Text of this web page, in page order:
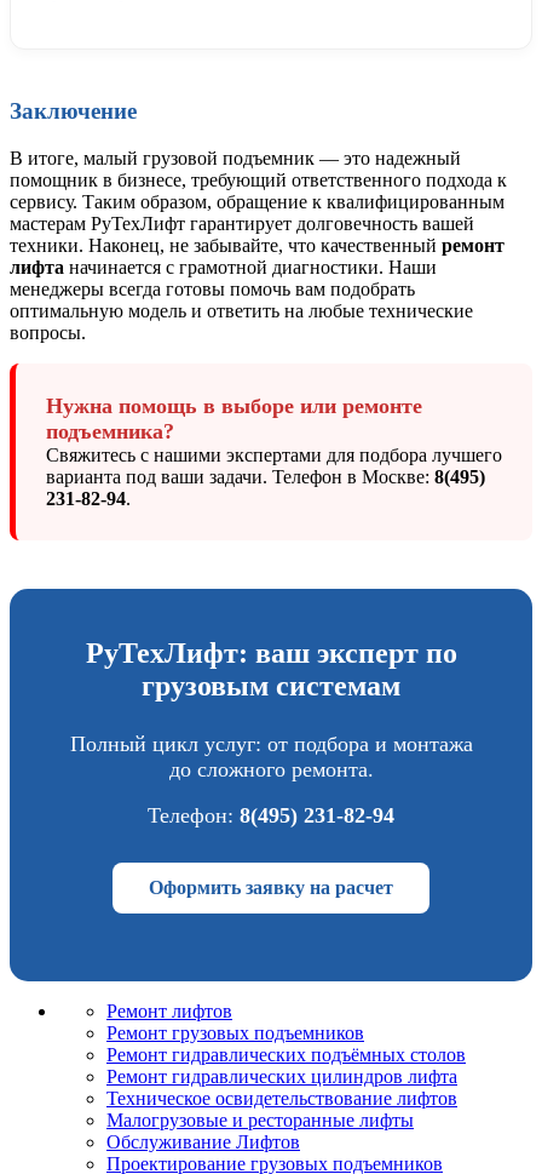
Заключение
В итоге, малый грузовой подъемник — это надежный
помощник в бизнесе, требующий ответственного подхода к
сервису. Таким образом, обращение к квалифицированным
мастерам РуТехЛифт гарантирует долговечность вашей
техники. Наконец, не забывайте, что качественный ремонт
лифта начинается с грамотной диагностики. Наши
менеджеры всегда готовы помочь вам подобрать
оптимальную модель и ответить на любые технические
вопросы.
Нужна помощь в выборе или ремонте
подъемника?
Свяжитесь с нашими экспертами для подбора лучшего
варианта под ваши задачи. Телефон в Москве: 8(495)
231-82-94.
РуТехЛифт: ваш эксперт по
грузовым системам
Полный цикл услуг: от подбора и монтажа
до сложного ремонта.
Телефон: 8(495) 231-82-94
Оформить заявку на расчет
Ремонт лифтов
Ремонт грузовых подъемников
Pемонт гидравлических подъёмных столов
Ремонт гидравлических цилиндров лифта
Техническое освидетельствование лифтов
Малогрузовые и ресторанные лифты
Обслуживание Лифтов
Проектирование грузовых подъемников